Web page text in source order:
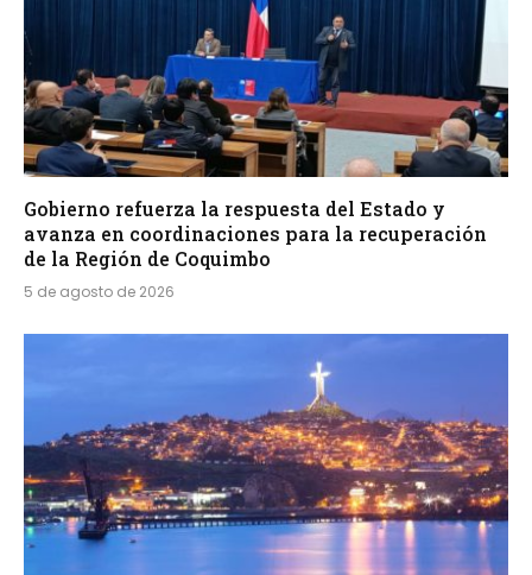
Gobierno refuerza la respuesta del Estado y
avanza en coordinaciones para la recuperación
de la Región de Coquimbo
5 de agosto de 2026